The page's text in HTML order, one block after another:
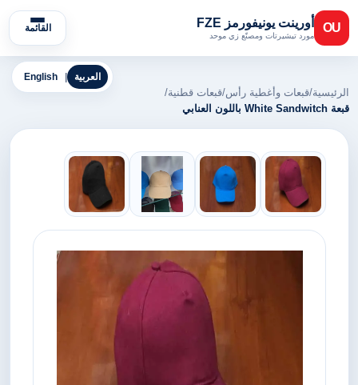
OU أورينت يونيفورمز FZE
مورد تيشيرتات ومصنّع زي موحد
القائمة
English العربية
الرئيسية/قبعات وأغطية رأس/قبعات قطنية/
قبعة White Sandwitch باللون العنابي